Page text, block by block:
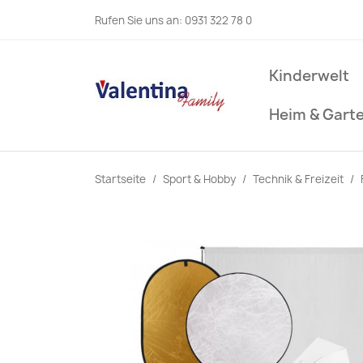
Rufen Sie uns an: 0931 322 78 0
Kinderwelt
Heim &
Startseite Sport & Hobby Technik & Freizeit